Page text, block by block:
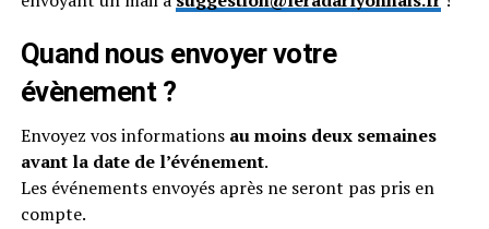
Quand nous envoyer votre
évènement ?
Envoyez vos informations au moins deux semaines
avant la date de l’événement.
Les événements envoyés après ne seront pas pris en
compte.